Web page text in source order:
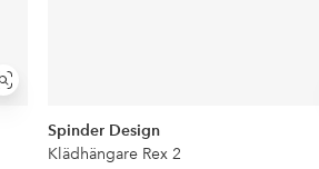
Visa
liknande
Spinder Design
Klädhängare Rex 2